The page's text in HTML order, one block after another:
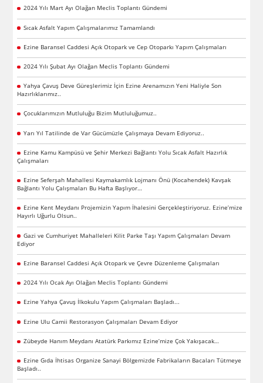
2024 Yılı Mart Ayı Olağan Meclis Toplantı Gündemi
Sıcak Asfalt Yapım Çalışmalarımız Tamamlandı
Ezine Baransel Caddesi Açık Otopark ve Cep Otoparkı Yapım Çalışmaları
2024 Yılı Şubat Ayı Olağan Meclis Toplantı Gündemi
Yahya Çavuş Deve Güreşlerimiz İçin Ezine Arenamızın Yeni Haliyle Son
Hazırlıklarımız..
Çocuklarımızın Mutluluğu Bizim Mutluluğumuz..
Yarı Yıl Tatilinde de Var Gücümüzle Çalışmaya Devam Ediyoruz..
Ezine Kamu Kampüsü ve Şehir Merkezi Bağlantı Yolu Sıcak Asfalt Hazırlık
Çalışmaları
Ezine Seferşah Mahallesi Kaymakamlık Lojmanı Önü (Kocahendek) Kavşak
Bağlantı Yolu Çalışmaları Bu Hafta Başlıyor…
Ezine Kent Meydanı Projemizin Yapım İhalesini Gerçekleştiriyoruz. Ezine’mize
Hayırlı Uğurlu Olsun..
Gazi ve Cumhuriyet Mahalleleri Kilit Parke Taşı Yapım Çalışmaları Devam
Ediyor
Ezine Baransel Caddesi Açık Otopark ve Çevre Düzenleme Çalışmaları
2024 Yılı Ocak Ayı Olağan Meclis Toplantı Gündemi
Ezine Yahya Çavuş İlkokulu Yapım Çalışmaları Başladı...
Ezine Ulu Camii Restorasyon Çalışmaları Devam Ediyor
Zübeyde Hanım Meydanı Atatürk Parkımız Ezine’mize Çok Yakışacak…
Ezine Gıda İhtisas Organize Sanayi Bölgemizde Fabrikaların Bacaları Tütmeye
Başladı..